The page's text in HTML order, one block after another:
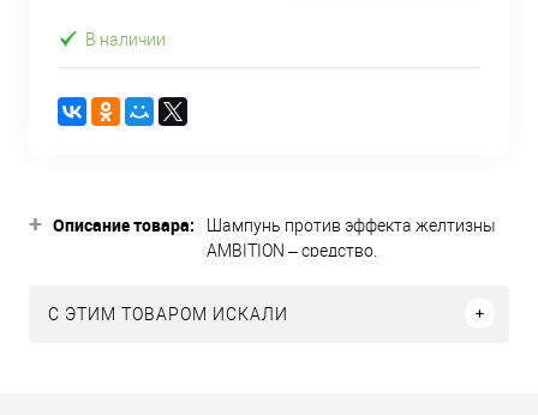
В наличии
+ Описание товара:
Шампунь против эффекта желтизны
AMBITION – средство,
Уникальная формула состава
C ЭТИМ ТОВАРОМ ИСКАЛИ